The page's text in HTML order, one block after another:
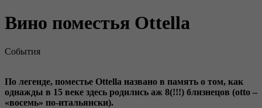
Вино поместья Ottella
События
По легенде, поместье Ottella названо в память о том, как
однажды в 15 веке здесь родились аж 8(!!!) близнецов (otto –
«восемь» по-итальянски).